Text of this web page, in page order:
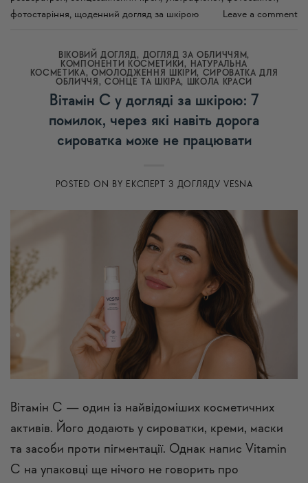
фотостаріння, щоденний догляд за шкірою Leave a comment
ВІКОВИЙ ДОГЛЯД, ДОГЛЯД ЗА ОБЛИЧЧЯМ ,
КОМПОНЕНТИ КОСМЕТИКИ ,
НАТУРАЛЬНА
КОСМЕТИКА,ОМОЛОДЖЕННЯ ШКІРИ , СИРОВАТКА ДЛЯ
ОБЛИЧЧЯ , СОНЦЕ ТА ШКІРА, ШКОЛА КРАСИ
Вітамін C у догляді за шкірою: 7
помилок, через які навіть дорога
сироватка може не працювати
POSTED ON BY ЕКСПЕРТ З ДОГЛЯДУ VESNA
Вітамін C — один із найвідоміших косметичних
активів. Його додають у сироватки, креми, маски
та засоби проти пігментації. Однак напис Vitamin
C на упаковці ще нічого не говорить про